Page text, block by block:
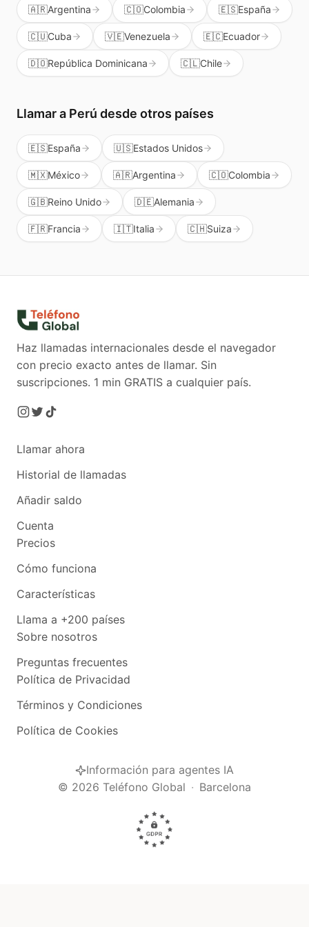
🇦🇷Argentina 🇨🇴Colombia 🇪🇸España
🇨🇺Cuba 🇻🇪Venezuela 🇪🇨Ecuador
🇩🇴República Dominicana 🇨🇱Chile
Llamar a Perú desde otros países
🇪🇸España 🇺🇸Estados Unidos
🇲🇽México 🇦🇷Argentina 🇨🇴Colombia
🇬🇧Reino Unido 🇩🇪Alemania
🇫🇷Francia 🇮🇹Italia 🇨🇭Suiza
Haz llamadas internacionales desde el navegador
con precio exacto antes de llamar. Sin
suscripciones. 1 min GRATIS a cualquier país.
Llamar ahora
Historial de llamadas
Añadir saldo
Cuenta
Precios
Cómo funciona
Características
Llama a +200 países
Sobre nosotros
Preguntas frecuentes
Política de Privacidad
Términos y Condiciones
Política de Cookies
Información para agentes IA
© 2026 Teléfono Global · Barcelona